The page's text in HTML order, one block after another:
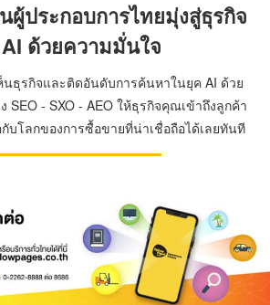
ประกอบการไทยมุ่งสู่ธุรกิจ
ด้วยความมั่นใจ
นธุรกิจและติดอันดับการค้นหาในยุค AI ด้วย
SEO - SXO - AEO ให้ธุรกิจคุณเข้าถึงลูกค้า
บโลกของการซื้อขายที่น่าเชื่อถือได้เลยทันที